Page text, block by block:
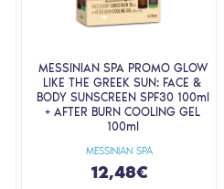
MESSINIAN SPA
MESSINIAN SPA PROMO GLOW
LIKE THE GREEK SUN: FACE &
BODY SUNSCREEN SPF30 100ml
+ AFTER BURN COOLING GEL
100ml
12,48€